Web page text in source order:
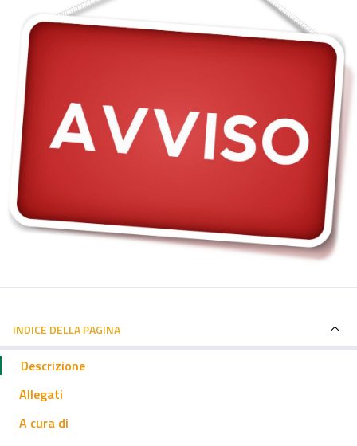
INDICE DELLA PAGINA
Descrizione
Allegati
A cura di